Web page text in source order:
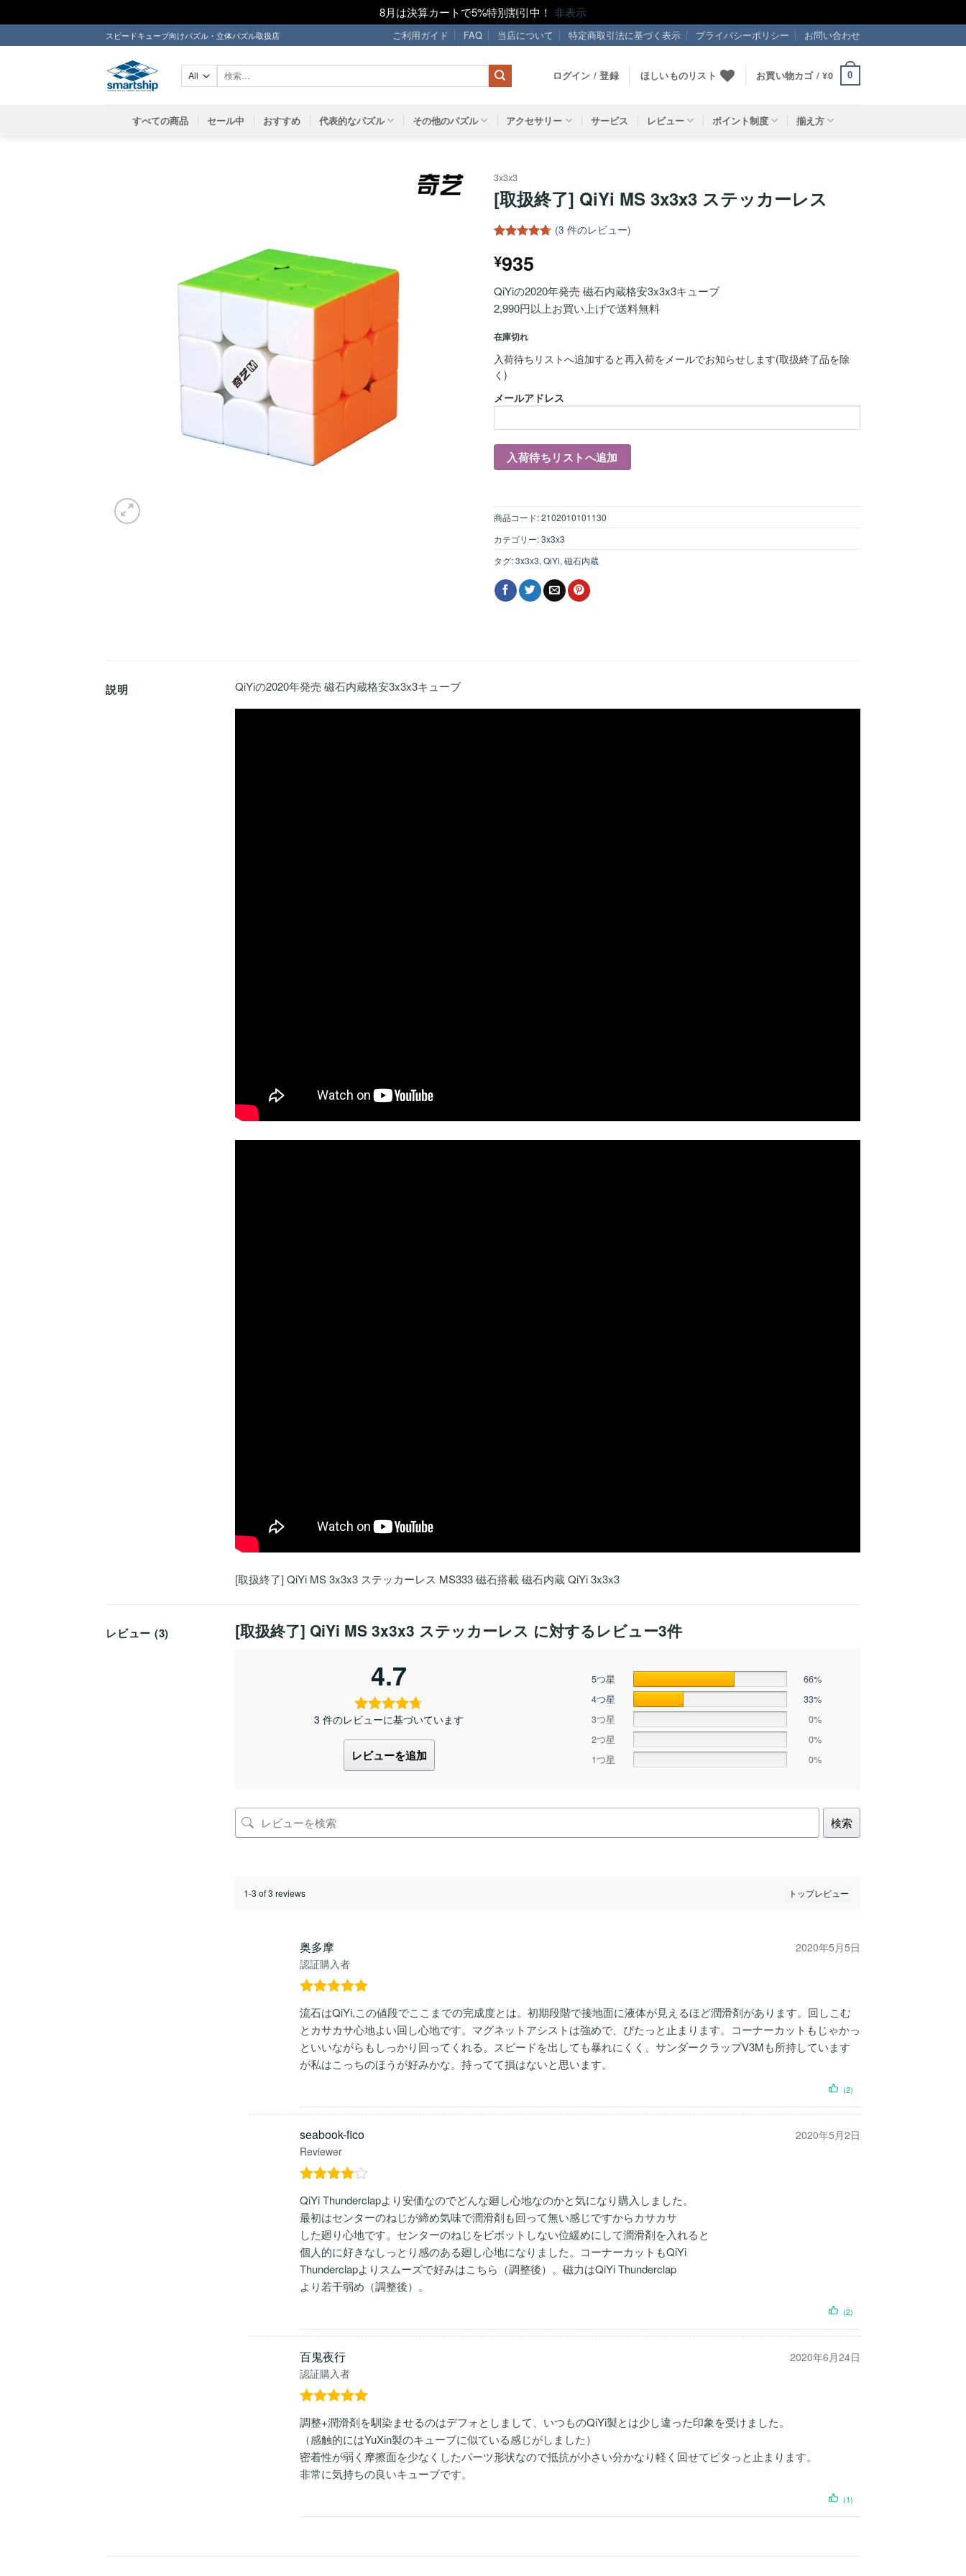
8月は決算カートで5%特別割引中！ 非表示
to
スピードキューブ向けパズル・立体パズル取扱店 ご利用ガイド FAQ 当店について 特定商取引法に基づく表示 プライバシーポリシー お問い合わせ
象:
ログイン / 登録 ほしいものリスト お買い物カゴ /¥0 0
すべての商品 セール中 おすすめ 代表的なパズル その他のパズル アクセサリー サービス レビュー ポイント制度 揃え方
3x3x3
[取扱終了] QiYi MS 3x3x3 ステッカーレス
者評価に
基づく5段
うち、
4.67点
(3 件のレビュー)
¥935
QiYiの2020年発売 磁石内蔵格安3x3x3キューブ
2,990円以上お買い上げで送料無料
在庫切れ
入荷待ちリストへ追加すると再入荷をメールでお知らせします(取扱終了品を除
く)
メールアドレス
商品コード:2102010101130
カテゴリー:3x3x3
タグ:3x3x3, QiYi, 磁石内蔵
説明 QiYiの2020年発売 磁石内蔵格安3x3x3キューブ
[取扱終了] QiYi MS 3x3x3 ステッカーレス MS333 磁石搭載 磁石内蔵 QiYi 3x3x3
レビュー (3) [取扱終了] QiYi MS 3x3x3 ステッカーレス に対するレビュー3件
4.7
3 件のレビューに基づいています
レビューを追加
5つ星
66%
4つ星
33%
3つ星
0%
2つ星
0%
1つ星
0%
検索
1-3 of 3 reviews
奥多摩
認証購入者
2020年5月5日
5段階中
評価
流石はQiYi,この値段でここまでの完成度とは。初期段階で接地面に液体が見えるほど潤滑剤があります。回しこむ
とカサカサ心地よい回し心地です。マグネットアシストは強めで、ぴたっと止まります。コーナーカットもじゃかっ
といいながらもしっかり回ってくれる。スピードを出しても暴れにくく、サンダークラップV3Mも所持しています
が私はこっちのほうが好みかな。持ってて損はないと思います。
(2)
seabook-fico
Reviewer
2020年5月2日
の評価
QiYi Thunderclapより安価なのでどんな廻し心地なのかと気になり購入しました。
最初はセンターのねじが締め気味で潤滑剤も回って無い感じですからカサカサ
した廻り心地です。センターのねじをビボットしない位緩めにして潤滑剤を入れると
個人的に好きなしっとり感のある廻し心地になりました。コーナーカットもQiYi
Thunderclapよりスムーズで好みはこちら（調整後）。磁力はQiYi Thunderclap
より若干弱め（調整後）。
(2)
百鬼夜行
認証購入者
2020年6月24日
5段階中
の
評価
調整+潤滑剤を馴染ませるのはデフォとしまして、いつものQiYi製とは少し違った印象を受けました。
（感触的にはYuXin製のキューブに似ている感じがしました）
密着性が弱く摩擦面を少なくしたパーツ形状なので抵抗が小さい分かなり軽く回せてピタっと止まります。
非常に気持ちの良いキューブです。
(1)